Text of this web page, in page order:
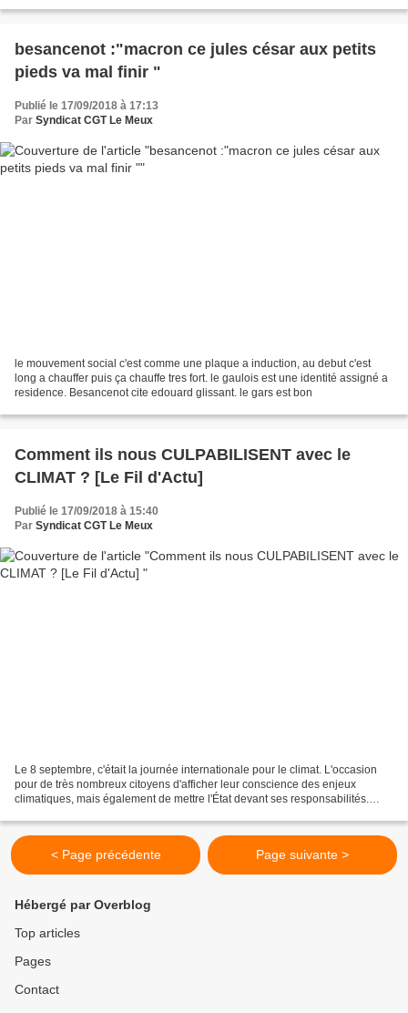
besancenot :"macron ce jules césar aux petits
pieds va mal finir "
Publié le 17/09/2018 à 17:13
Par Syndicat CGT Le Meux
le mouvement social c'est comme une plaque a induction, au debut c'est
long a chauffer puis ça chauffe tres fort. le gaulois est une identité assigné a
residence. Besancenot cite edouard glissant. le gars est bon
Comment ils nous CULPABILISENT avec le
CLIMAT ? [Le Fil d'Actu]
Publié le 17/09/2018 à 15:40
Par Syndicat CGT Le Meux
Le 8 septembre, c'était la journée internationale pour le climat. L'occasion
pour de très nombreux citoyens d'afficher leur conscience des enjeux
climatiques, mais également de mettre l'État devant ses responsabilités.
< Page précédente Page suivante >
Hébergé par Overblog
Top articles
Pages
Contact